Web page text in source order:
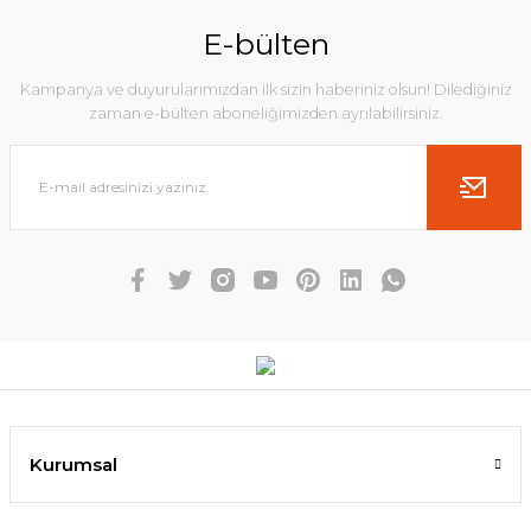
E-bülten
Kampanya ve duyurularımızdan ilk sizin haberiniz olsun! Dilediğiniz
zaman e-bülten aboneliğimizden ayrılabilirsiniz.
Kurumsal